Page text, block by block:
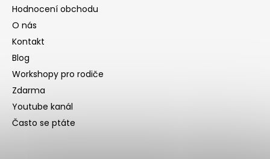
Hodnocení obchodu
O nás
Kontakt
Blog
Workshopy pro rodiče
Zdarma
Youtube kanál
Často se ptáte